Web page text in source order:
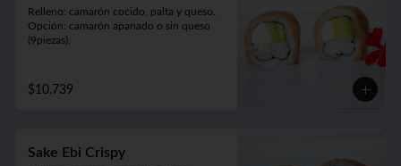
Relleno: camarón cocido, palta y queso.
Opción: camarón apanado o sin queso
(9piezas).
$10.739
Sake Ebi Crispy